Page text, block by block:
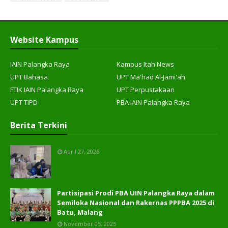
Website Kampus
IAIN Palangka Raya
Kampus Itah News
UPT Bahasa
UPT Ma'had Al-Jami'ah
FTIK IAIN Palangka Raya
UPT Perpustakaan
UPT TIPD
PBA IAIN Palangka Raya
Berita Terkini
April 27, 2026
Partisipasi Prodi PBA UIN Palangka Raya dalam
Semiloka Nasional dan Rakernas PPPBA 2025 di
Batu, Malang
November 05, 2025